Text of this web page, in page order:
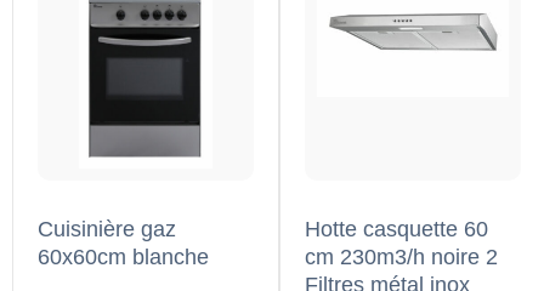
Cuisinière gaz
60x60cm blanche
Hotte casquette 60
cm 230m3/h noire 2
Filtres métal inox